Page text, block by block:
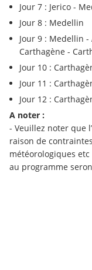
Jour 7 : Jerico -
Jour 8 : Medellin
Jour 9 : Medellin
Carthagène -
Jour 10 :
Jour 11 :
Jour 12 :
A noter :
- Veuillez noter que
raison de
météorologiques
au programme